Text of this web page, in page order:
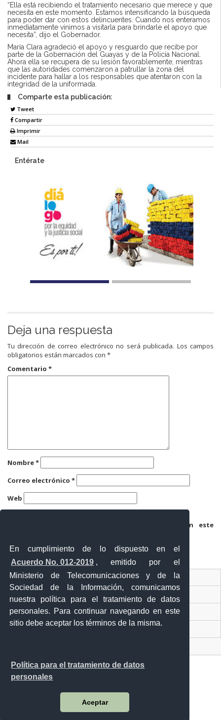
En cumplimiento de lo dispuesto en el
Acuerdo No. 012-2019 , emitido por el
Ministerio de Telecomunicaciones y de la
Sociedad de la Información, comunicamos
nuestra política para el tratamiento de datos
personales. Para continuar navegando en este
sitio debe aceptar los términos de la misma.
Política para el tratamiento de datos
personales
Aceptar
“Ella está recibiendo el tratamiento necesario que merece y que
necesita en este momento. Estamos intensificando la búsqueda
para poder dar con estos delincuentes. Cuando nos enteramos
inmediatamente vinimos a visitarla para brindarle el apoyo que
necesita”, dijo el Gobernador.
María Clara agradeció el apoyo y resguardo que recibe por
parte de la Gobernación del Guayas y de la Policía Nacional.
Ahora ella se recupera de su lesión favorablemente, mientras
que las autoridades comenzaron a patrullar la zona del
incidente para hallar a los responsables que atentaron con la
integridad de la uniformada.
Comparte esta publicación:
Tweet
Compartir
Imprimir
Mail
Entérate
Deja una respuesta
Tu dirección de correo electrónico no será publicada. Los campos
obligatorios están marcados con *
Comentario *
Nombre*
Correo electrónico *
Web
Guarda mi nombre, correo electrónico y web en este
Ventanilla Única Virtual
Ventanilla Única de Comercio Exterior
Gobierno Abierto
Malecón y Aguirre
Guayaquil - Ecuador